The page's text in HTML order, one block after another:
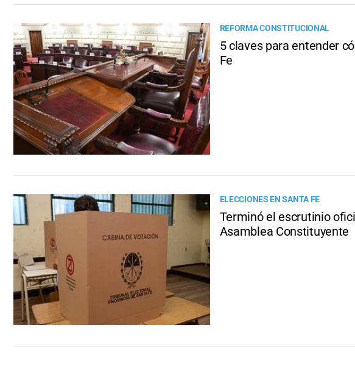
REFORMA CONSTITUCIONAL
5 claves para entender
Fe
ELECCIONES EN SANTA FE
Terminó el escrutinio
Asamblea Constituyente